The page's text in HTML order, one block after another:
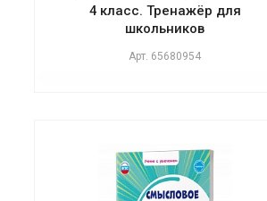
4 класс. Тренажёр для
школьников
Арт. 65680954